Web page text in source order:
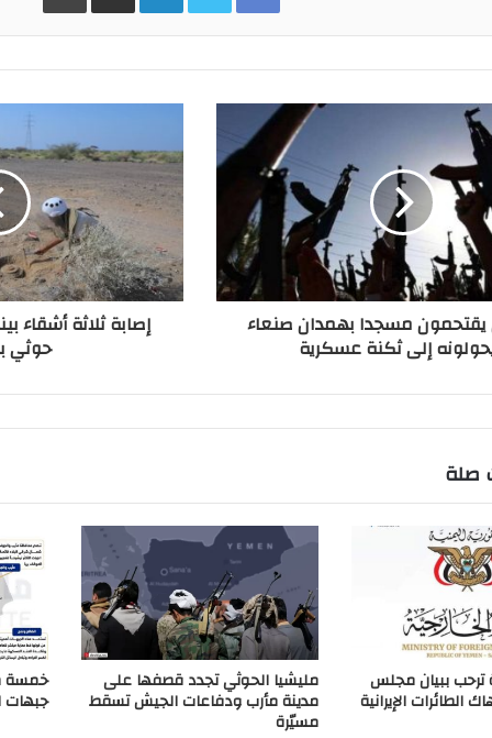
يقتحمون مسجدا بهمدان صنعاء
إلى ثكنة عسكرية
إصابة ثلاثة أشقاء
حوثي
صلة
ترحب ببيان مجلس
الطائرات الإيرانية
مليشيا الحوثي تجدد قصفها على
مدينة مأرب ودفاعات الجيش تسقط
مسيّرة
خمسة
جبهات